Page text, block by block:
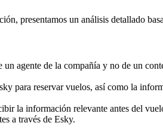
presentamos un análisis detallado
agente de la compañía y no de un
para reservar vuelos, así como la
la información relevante antes del
a través de Esky.